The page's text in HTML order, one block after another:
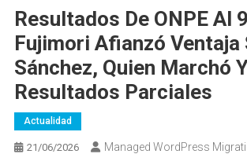
Resultados De ONPE Al
Fujimori Afianzó Ventaja
Sánchez, Quien Marchó
Resultados Parciales
Actualidad
21/06/2026 Managed WordPress